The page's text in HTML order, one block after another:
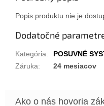
Popis produktu nie je
Dodatočné
Kategória:
POSUVNÉ
Záruka: 24 mesiacov